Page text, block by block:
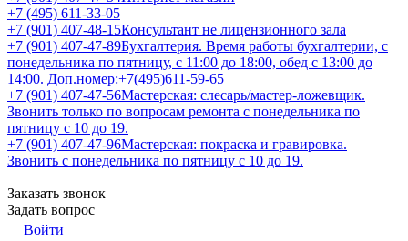
+7 (495) 611-33-05
+7 (901) 407-48-15Консультант не лицензионного зала
+7 (901) 407-47-89Бухгалтерия. Время работы бухгалтерии, с
понедельника по пятницу, с 11:00 до 18:00, обед с 13:00 до
14:00. Доп.номер:+7(495)611-59-65
+7 (901) 407-47-56Мастерская: слесарь/мастер-ложевщик.
Звонить только по вопросам ремонта с понедельника по
пятницу с 10 до 19.
+7 (901) 407-47-96Мастерская: покраска и гравировка.
Звонить с понедельника по пятницу с 10 до 19.
Заказать звонок
Задать вопрос
Войти